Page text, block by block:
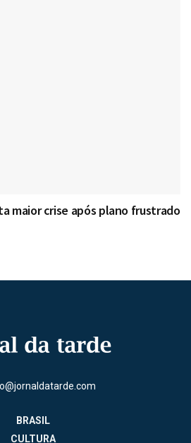
maior crise após plano frustrado
BRASIL
CULTURA